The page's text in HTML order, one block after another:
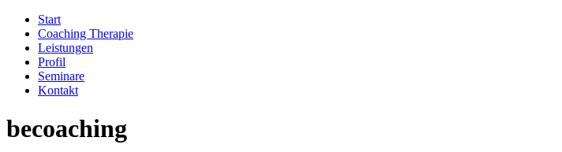
Start
Coaching Therapie
Leistungen
Profil
Seminare
Kontakt
becoaching